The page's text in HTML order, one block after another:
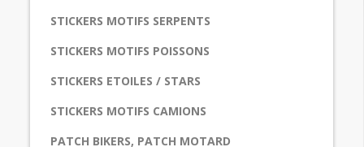
STICKERS MOTIFS SERPENTS
STICKERS MOTIFS POISSONS
STICKERS ETOILES / STARS
STICKERS MOTIFS CAMIONS
PATCH BIKERS, PATCH MOTARD